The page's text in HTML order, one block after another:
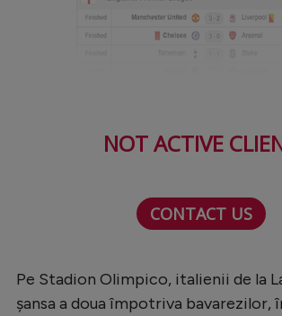
Gimnastică
Alte sporturi
JO 2026
NOT ACTIVE
CONTACT US
Pe Stadion Olimpico, italienii de la
șansa a doua împotriva bavarezilor,